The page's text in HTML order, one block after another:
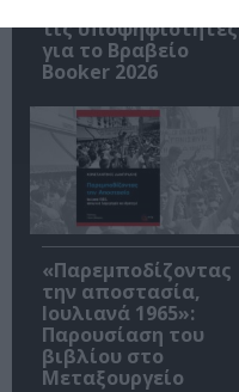
τις υποψηφιότητες
για το Βραβείο
Booker 2026
«Παρεμποδίζοντας
την αποστασία,
Ιουλιανά 1965»:
Παρουσίαση του
βιβλίου στο
Μεταξουργείο